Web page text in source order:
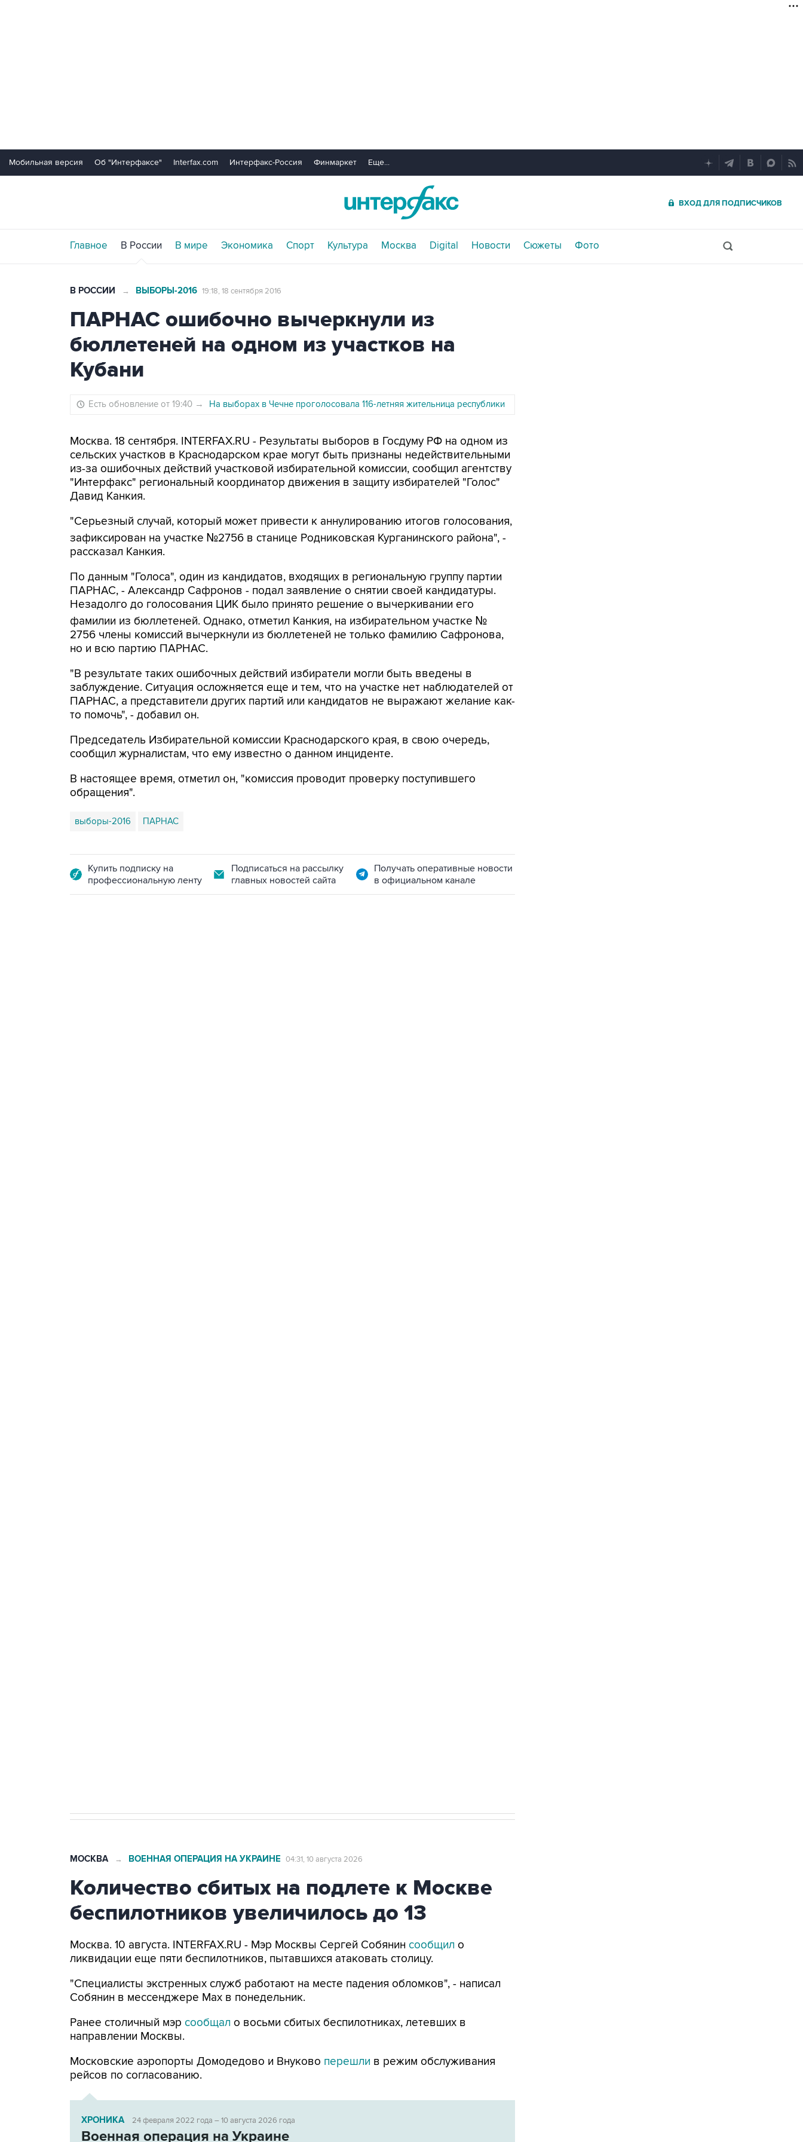
Мобильная версия Об "Интерфаксе" Interfax.com Интерфакс-Россия Финмаркет Еще...
ВХОД ДЛЯ ПОДПИСЧИКОВ
Главное В России В мире Экономика Спорт Культура Москва Digital Новости Сюжеты Фото
В РОССИИ → ВЫБОРЫ-2016 19:18, 18 сентября 2016
ПАРНАС ошибочно вычеркнули из
бюллетеней на одном из участков на
Кубани
Есть обновление от 19:40 → На выборах в Чечне проголосовала 116-летняя жительница республики
Москва. 18 сентября. INTERFAX.RU - Результаты выборов в Госдуму РФ на одном из
сельских участков в Краснодарском крае могут быть признаны недействительными
из-за ошибочных действий участковой избирательной комиссии, сообщил агентству
"Интерфакс" региональный координатор движения в защиту избирателей "Голос"
Давид Канкия.
"Серьезный случай, который может привести к аннулированию итогов голосования,
зафиксирован на участке №2756 в станице Родниковская Курганинского района", -
рассказал Канкия.
По данным "Голоса", один из кандидатов, входящих в региональную группу партии
ПАРНАС, - Александр Сафронов - подал заявление о снятии своей кандидатуры.
Незадолго до голосования ЦИК было принято решение о вычеркивании его
фамилии из бюллетеней. Однако, отметил Канкия, на избирательном участке №
2756 члены комиссий вычеркнули из бюллетеней не только фамилию Сафронова,
но и всю партию ПАРНАС.
"В результате таких ошибочных действий избиратели могли быть введены в
заблуждение. Ситуация осложняется еще и тем, что на участке нет наблюдателей от
ПАРНАС, а представители других партий или кандидатов не выражают желание как-
то помочь", - добавил он.
Председатель Избирательной комиссии Краснодарского края, в свою очередь,
сообщил журналистам, что ему известно о данном инциденте.
В настоящее время, отметил он, "комиссия проводит проверку поступившего
обращения".
выборы-2016 ПАРНАС
Купить подписку на
профессиональную ленту
Подписаться на рассылку
главных новостей сайта
Получать оперативные новости
в официальном канале
МОСКВА → ВОЕННАЯ ОПЕРАЦИЯ НА УКРАИНЕ 04:31, 10 августа 2026
Количество сбитых на подлете к Москве
беспилотников увеличилось до 13
Москва. 10 августа. INTERFAX.RU - Мэр Москвы Сергей Собянин сообщил о
ликвидации еще пяти беспилотников, пытавшихся атаковать столицу.
"Специалисты экстренных служб работают на месте падения обломков", - написал
Собянин в мессенджере Max в понедельник.
Ранее столичный мэр сообщал о восьми сбитых беспилотниках, летевших в
направлении Москвы.
Московские аэропорты Домодедово и Внуково перешли в режим обслуживания
рейсов по согласованию.
ХРОНИКА 24 февраля 2022 года – 10 августа 2026 года
Военная операция на Украине